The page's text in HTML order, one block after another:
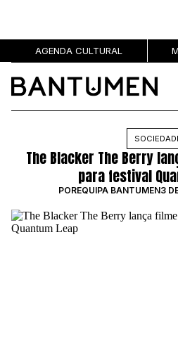
AGENDA CULTURAL
MÚSICA
GRL PWR
ENTREVISTAS
The Blacker The Berry
para festival
POREQUIPA BANTUMEN3